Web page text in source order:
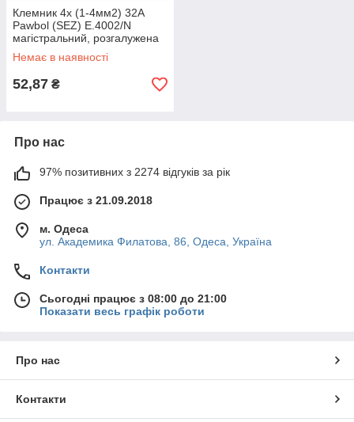
Клемник 4х (1-4мм2) 32A
Pawbol (SEZ) E.4002/N
магістральний, розгалужена
клемна колодка
Немає в наявності
52,87 ₴
Про нас
97% позитивних з 2274 відгуків за рік
Працює з 21.09.2018
м. Одеса
ул. Академика Филатова, 86, Одеса, Україна
Контакти
Сьогодні працює з 08:00 до 21:00
Показати весь графік роботи
Про нас
Контакти